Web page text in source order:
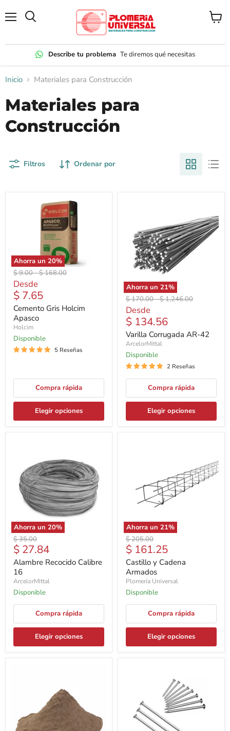
Describe tu problema Te diremos qué necesitas
Ver
Inicio Materiales para Construcción
Materiales para
Construcción
Filtros Ordenar por
Ahorra un 20%
Precio
original
$ 9.00-Precio
$ 168.00
Desde
$ 7.65
Cemento Gris Holcim
Apasco
Holcim
Disponible
5 Reseñas
Compra rápida
Elegir opciones
Ahorra un 21%
Precio
original
$ 170.00-Precio
$ 1,246.00
Desde
$ 134.56
Varilla Corrugada AR-42
ArcelorMittal
Disponible
2 Reseñas
Compra rápida
Elegir opciones
Ahorra un 20%
Precio
original
$ 35.00
Precio
actual
$ 27.84
Alambre Recocido Calibre
16
ArcelorMittal
Disponible
Compra rápida
Elegir opciones
Ahorra un 21%
Precio
original
$ 205.00
Precio
actual
$ 161.25
Castillo y Cadena
Armados
Plomería Universal
Disponible
Compra rápida
Elegir opciones